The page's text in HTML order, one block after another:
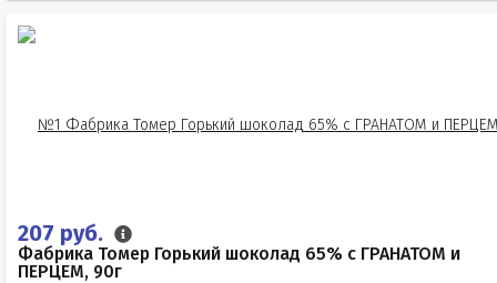
207 руб.
Фабрика Томер Горький шоколад 65% с ГРАНАТОМ и
ПЕРЦЕМ, 90г